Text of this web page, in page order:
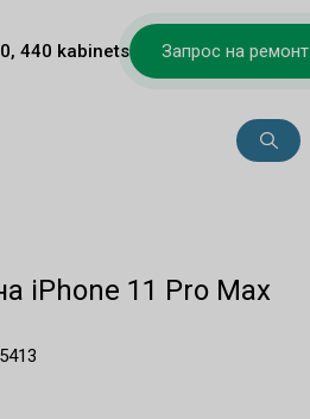
440 kabinets Запрос на ремонт
iPhone 11 Pro Max